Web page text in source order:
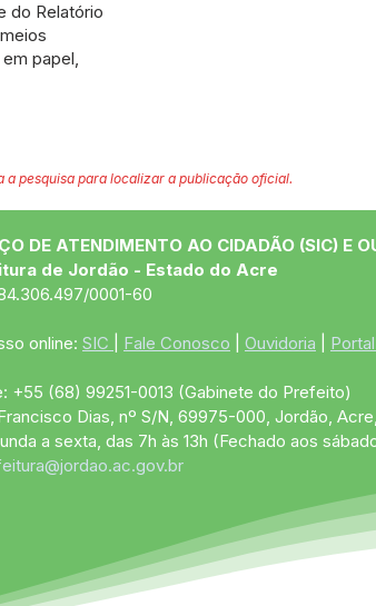
do Relatório
papel,
pesquisa para localizar a publicação oficial.
DE ATENDIMENTO AO CIDADÃO (SIC) E
de Jordão - Estado do Acre
0001-60
online: SIC Fale Conosco Ouvidoria
+55 (68) 99251-0013 (Gabinete do Prefeito)
Dias, nº S/N, 69975-000, Jordão,
a sexta, das 7h às 13h (Fechado aos